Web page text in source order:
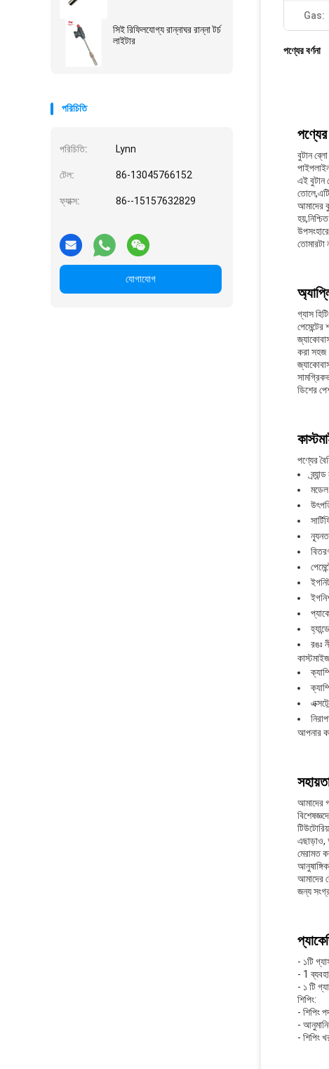
সিই রিফিলযোগ্য রান্নাঘর রান্না টর্চ
লাইটার
পরিচিতি
পরিচিতি: Lynn
টেল: 86-13045766152
ফ্যাক্স: 86--15157632829
যোগাযোগ
Gas:
পণ্যের বর্ণনা
পণ্যের
বুটান
এই বুটান
আমাদের
তোমারটা
গ্যাস
করা
ডিশের
পণ্যের
রঙঃ
আপনার
আমাদের
এছাড়াও,
মেরামত
আমাদের
জন্য
- ১টি
- 1
- ১ টি
শিপিং:
- শিপিং
-
- শিপিং